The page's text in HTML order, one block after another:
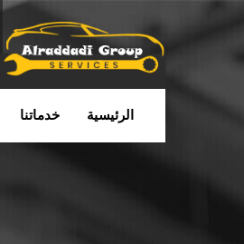
الرئيسية خدماتنا